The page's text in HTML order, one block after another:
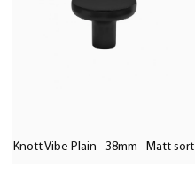
Knott Vibe Plain - 38mm - Matt sort